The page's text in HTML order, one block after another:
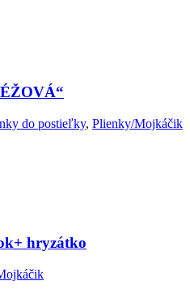
do postieľky, Plienky/Mojkáčik
hryzátko